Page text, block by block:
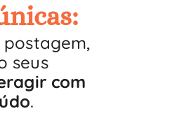
seus
com
.